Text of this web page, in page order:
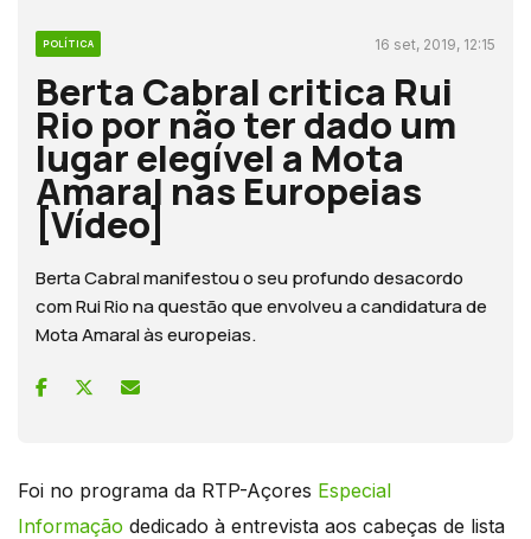
POLÍTICA 16 set, 2019, 12:15
Berta Cabral critica Rui
Rio por não ter dado um
lugar elegível a Mota
Amaral nas Europeias
[Vídeo]
Berta Cabral manifestou o seu profundo desacordo
com Rui Rio na questão que envolveu a candidatura de
Mota Amaral às europeias.
Foi no programa da RTP-Açores Especial
Informação dedicado à entrevista aos cabeças de lista